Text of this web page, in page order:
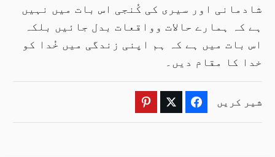
شادمانی اور سیری کی کُنجی اس بات میں نہیں
ہے کہ ہمارے حالات وواقعات بدل جائیں بلکہ
اس بات میں ہے کہ ہم اپنی زندگی میں خُدا کو
خدا کا مقام دیں۔
شیر کریں Facebook
Twitter